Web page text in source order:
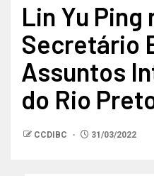
Lin Yu Ping
Secretário
Assuntos
do Rio
CCDIBC 31/03/2022